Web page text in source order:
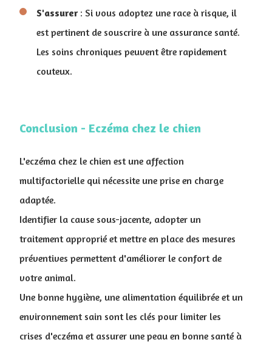
S'assurer: Si vous adoptez une race à risque, il
est pertinent de souscrire à une assurance santé.
Les soins chroniques peuvent être rapidement
couteux.
Conclusion - Eczéma chez le chien
L'eczéma chez le chien est une affection
multifactorielle qui nécessite une prise en charge
adaptée.
Identifier la cause sous-jacente, adopter un
traitement approprié et mettre en place des mesures
préventives permettent d'améliorer le confort de
votre animal.
Une bonne hygiène, une alimentation équilibrée et un
environnement sain sont les clés pour limiter les
crises d'eczéma et assurer une peau en bonne santé à